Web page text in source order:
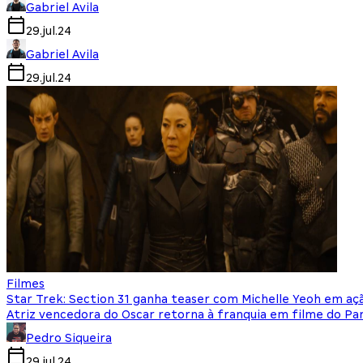
Gabriel Avila
29.jul.24
Gabriel Avila
29.jul.24
Filmes
Star Trek: Section 31 ganha teaser com Michelle Yeoh em
Atriz vencedora do Oscar retorna à franquia em filme do
Pedro Siqueira